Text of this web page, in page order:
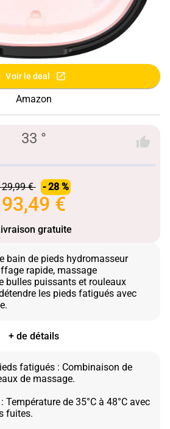
Voir le deal
Amazon
33 °
€ - 28 %
93,49 €
gratuite
bain de pieds hydromasseur
rapide, massage
bulles puissants et rouleaux
les pieds fatigués avec
+ de détails
fatigués : Combinaison de
de massage.
de 35°C à 48°C avec
fuites.